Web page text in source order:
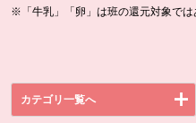
※「牛乳」「卵」は班の還元対象では
カテゴリ一覧へ